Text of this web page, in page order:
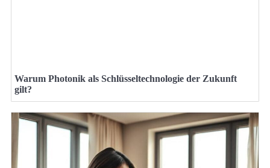
Warum Photonik als Schlüsseltechnologie der Zukunft
gilt?